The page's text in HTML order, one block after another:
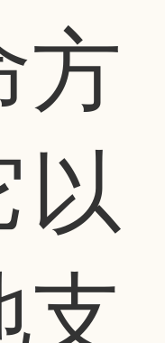
方
以
支